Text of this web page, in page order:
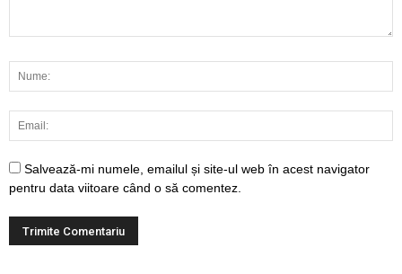
Salvează-mi numele, emailul și site-ul web în acest navigator
pentru data viitoare când o să comentez.